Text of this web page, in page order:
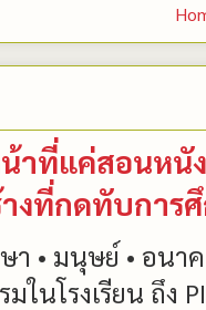
น้าที่แค่สอนหนั
างที่กดทับการ
า • มนุษย์ • อนา
นโรงเรียน ถึง